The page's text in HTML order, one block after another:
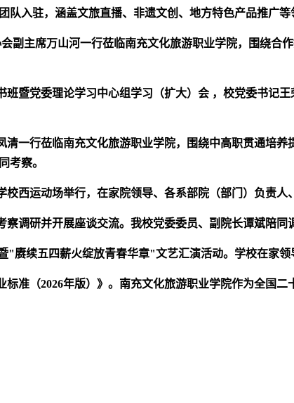
入驻，涵盖文旅直播、非遗文创、地方特色产品推广等
副主席万山河一行莅临南充文化旅游职业学院，围绕合
暨党委理论学习中心组学习（扩大）会 ，校党委书记
一行莅临南充文化旅游职业学院，围绕中高职贯通培
考察。
西运动场举行，在家院领导、各系部院（部门）负责人
调研并开展座谈交流。我校党委委员、副院长谭斌陪同
赓续五四薪火绽放青春华章"文艺汇演活动。学校在家领
准（2026年版）》。南充文化旅游职业学院作为全国